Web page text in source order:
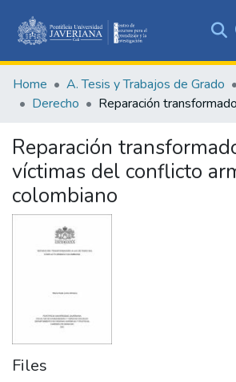
&
Collections
Statistics
Home A. Tesis y Trabajos de Grado
Derecho
Reparación
víctimas del conflicto
colombiano
Files